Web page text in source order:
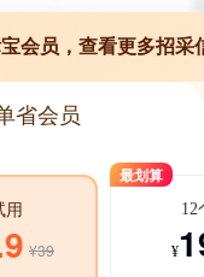
会员，查看更多招采
省会员
用
¥39
最划算
12
¥